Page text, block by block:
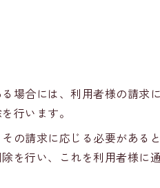
場合には、利用者様の請求
行います。
の請求に応じる必要がある
を行い、これを利用者様に通